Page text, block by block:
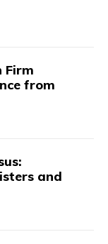
Firm
from
and